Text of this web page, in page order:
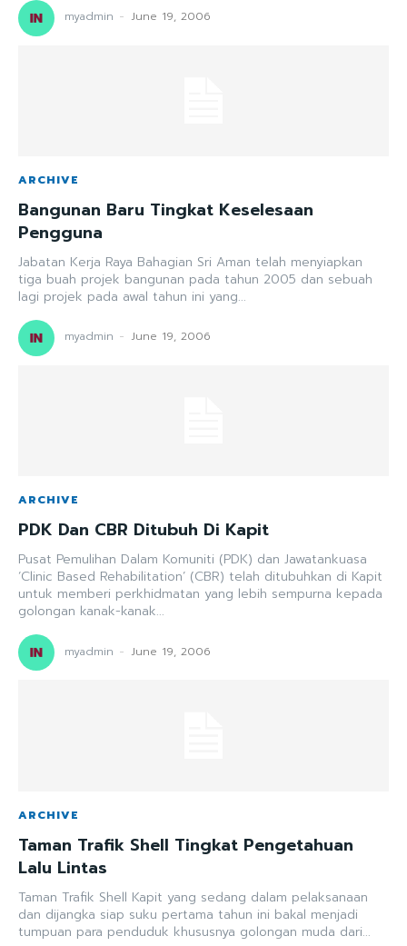
myadmin - June 19, 2006
ARCHIVE
Bangunan Baru Tingkat Keselesaan
Pengguna
Jabatan Kerja Raya Bahagian Sri Aman telah menyiapkan
tiga buah projek bangunan pada tahun 2005 dan sebuah
lagi projek pada awal tahun ini yang...
myadmin - June 19, 2006
ARCHIVE
PDK Dan CBR Ditubuh Di Kapit
Pusat Pemulihan Dalam Komuniti (PDK) dan Jawatankuasa
‘Clinic Based Rehabilitation’ (CBR) telah ditubuhkan di Kapit
untuk memberi perkhidmatan yang lebih sempurna kepada
golongan kanak-kanak...
myadmin - June 19, 2006
ARCHIVE
Taman Trafik Shell Tingkat Pengetahuan
Lalu Lintas
Taman Trafik Shell Kapit yang sedang dalam pelaksanaan
dan dijangka siap suku pertama tahun ini bakal menjadi
tumpuan para penduduk khususnya golongan muda dari...